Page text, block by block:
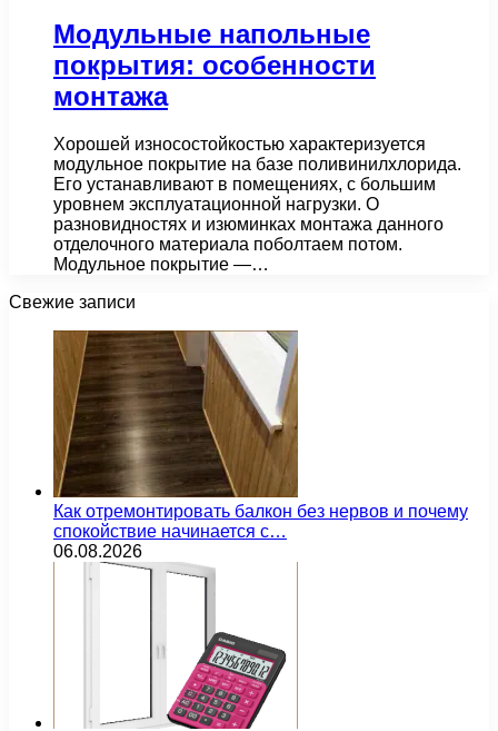
Модульные напольные
покрытия: особенности
монтажа
Хорошей износостойкостью характеризуется
модульное покрытие на базе поливинилхлорида.
Его устанавливают в помещениях, с большим
уровнем эксплуатационной нагрузки. О
разновидностях и изюминках монтажа данного
отделочного материала поболтаем потом.
Модульное покрытие —…
Свежие записи
Как отремонтировать балкон без нервов и почему
спокойствие начинается с…
06.08.2026